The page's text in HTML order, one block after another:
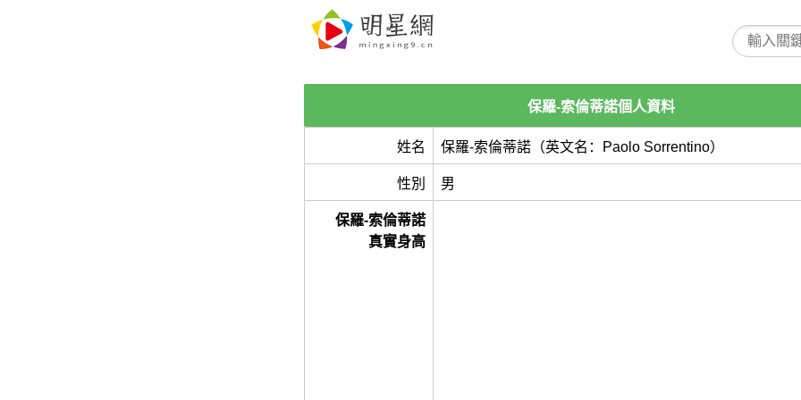
保羅-索倫蒂諾個人資料
姓名 保羅-索倫蒂諾（英文名：Paolo Sorrentino）
性別 男
保羅-索倫蒂諾
真實身高